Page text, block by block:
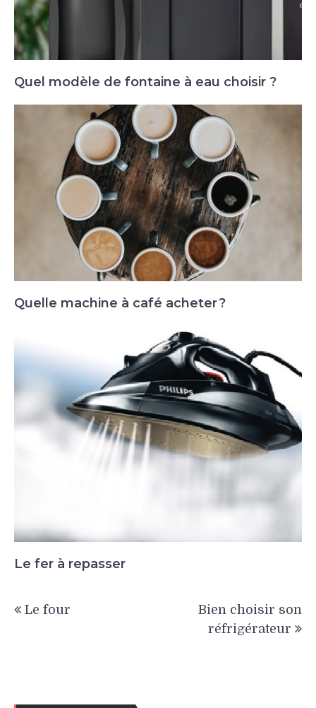
Quel modèle de fontaine à eau choisir ?
Quelle machine à café acheter ?
Le fer à repasser
de
Le four
Bien choisir son
réfrigérateur